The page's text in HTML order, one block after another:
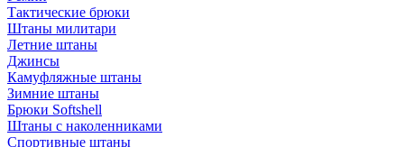
Тактические брюки
Штаны милитари
Летние штаны
Джинсы
Камуфляжные штаны
Зимние штаны
Брюки Softshell
Штаны с наколенниками
Спортивные штаны